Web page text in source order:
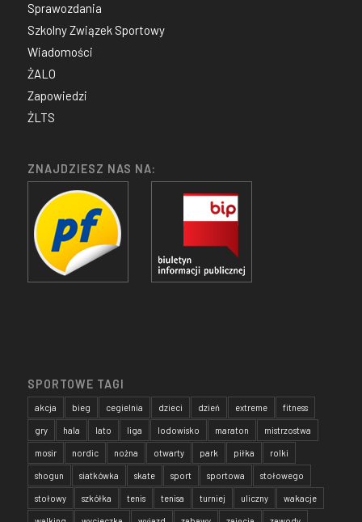
Sprawozdania
Szkolny Związek Sportowy
Wiadomości
ŻALO
Zapowiedzi
ŻLTS
ZNAJDZIESZ NAS NA:
SPORTOWE TAGI
akcja bieg cegielnia dzieci dzień extreme fitness
gry hala lato liga lodowisko maraton mistrzostwa
mosir nordic nożna otwarty park piłka rolki
shogun siatkówka skate sport sportowa stołowego
stołowy szkółka tenis tenisa turniej uliczny wakacje